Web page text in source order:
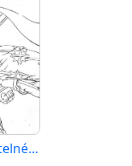
Zdarma Tisknutelné One Piece